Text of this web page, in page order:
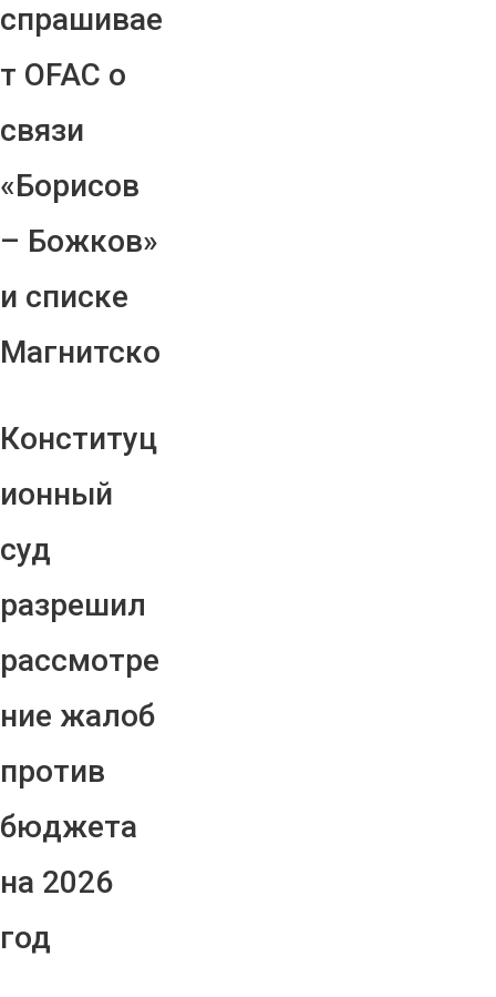
спрашивае
т OFAC о
связи
«Борисов
– Божков»
и списке
Магнитско
Конституц
ионный
суд
разрешил
рассмотре
ние жалоб
против
бюджета
на 2026
год